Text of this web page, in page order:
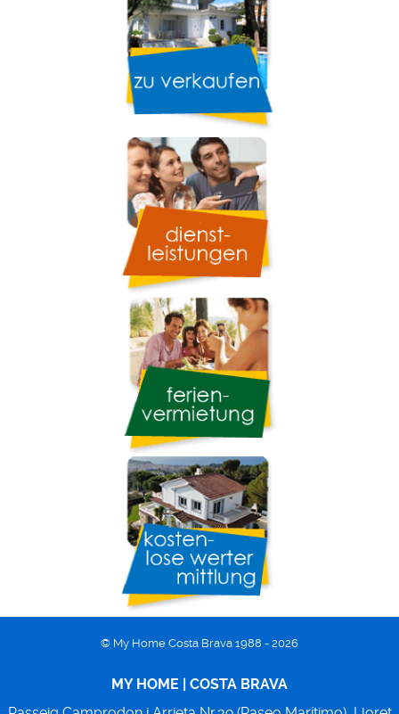
© My Home Costa Brava 1988 - 2026
MY HOME | COSTA BRAVA